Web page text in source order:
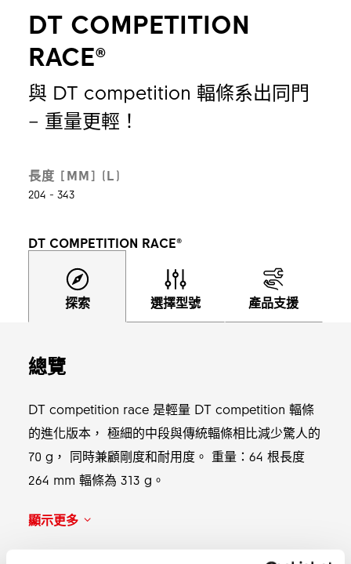
DT COMPETITION
RACE®
與 DT competition 輻條系出同門
– 重量更輕！
長度 [MM] (L)
204 - 343
DT COMPETITION RACE®
探索 選擇型號 產品支援
總覽
DT competition race 是輕量 DT competition 輻條
的進化版本， 極細的中段與傳統輻條相比減少驚人的
70 g， 同時兼顧剛度和耐用度。 重量：64 根長度
264 mm 輻條為 313 g。
顯示更多